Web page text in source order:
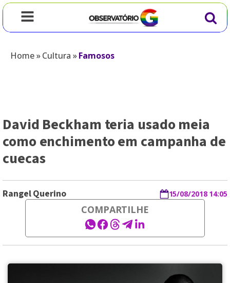
Home»Cultura »Famosos
David Beckham teria usado meia
como enchimento em campanha de
cuecas
Rangel Querino 15/08/2018 14:05
COMPARTILHE